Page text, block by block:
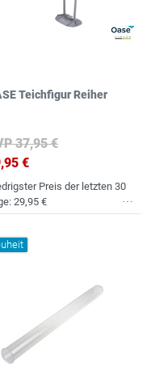
Teichfigur Reiher
37,95 €
€
Preis der letzten 30
29,95 €